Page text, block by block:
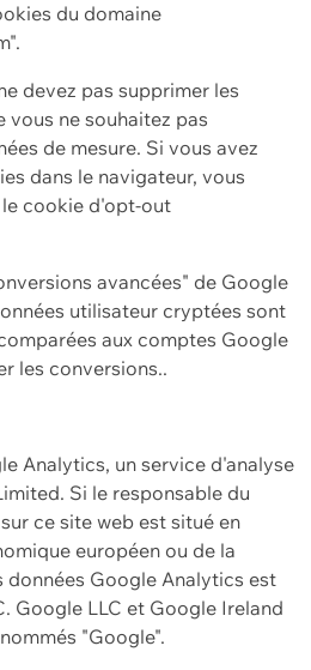
du domaine
devez pas supprimer les
ne souhaitez pas
de mesure. Si vous avez
dans le navigateur, vous
cookie d'opt-out
avancées" de Google
utilisateur cryptées sont
aux comptes Google
les conversions..
Analytics, un service d'analyse
Si le responsable du
ce site web est situé en
européen ou de la
données Google Analytics est
Google LLC et Google Ireland
"Google".